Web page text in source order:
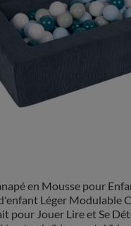
en Mousse pour
Léger Modulable
pour Jouer Lire et Se